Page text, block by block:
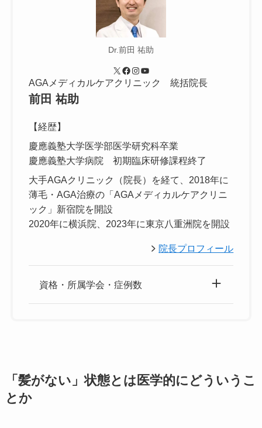
Dr.前田 祐助
X Facebook Instagram YouTube
AGAメディカルケアクリニック 統括院長
前田 祐助
【経歴】
慶應義塾大学医学部医学研究科卒業
慶應義塾大学病院 初期臨床研修課程終了
大手AGAクリニック（院長）を経て、2018年に
薄毛・AGA治療の「AGAメディカルケアクリニ
ック」新宿院を開設
2020年に横浜院、2023年に東京八重洲院を開設
院長プロフィール
資格・所属学会・症例数
「髪がない」状態とは医学的にどういうこ
とか